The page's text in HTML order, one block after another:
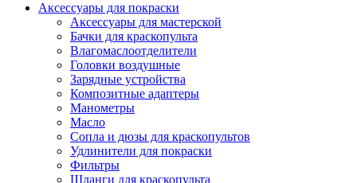
Аксессуары для покраски
Аксессуары для мастерской
Бачки для краскопульта
Влагомаслоотделители
Головки воздушные
Зарядные устройства
Композитные адаптеры
Манометры
Масло
Сопла и дюзы для краскопультов
Удлинители для покраски
Фильтры
Шланги для краскопульта